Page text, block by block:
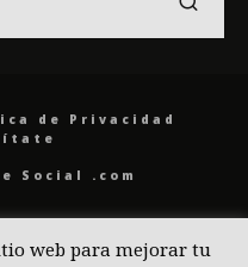
de Privacidad
Social .com
web para mejorar tu